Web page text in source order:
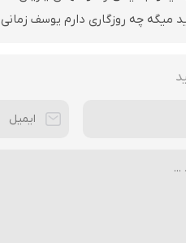
میگه چه روزگاری دارم یوسف زمانی